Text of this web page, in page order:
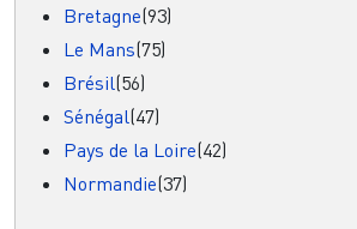
Bretagne(93)
Le Mans(75)
Brésil(56)
Sénégal(47)
Pays de la Loire(42)
Normandie(37)